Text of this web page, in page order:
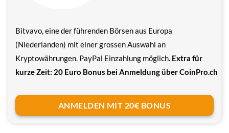
Bitvavo, eine der führenden Börsen aus Europa
(Niederlanden) mit einer grossen Auswahl an
Kryptowährungen. PayPal Einzahlung möglich. Extra für
kurze Zeit: 20 Euro Bonus bei Anmeldung über CoinPro.ch
ANMELDEN MIT 20€ BONUS